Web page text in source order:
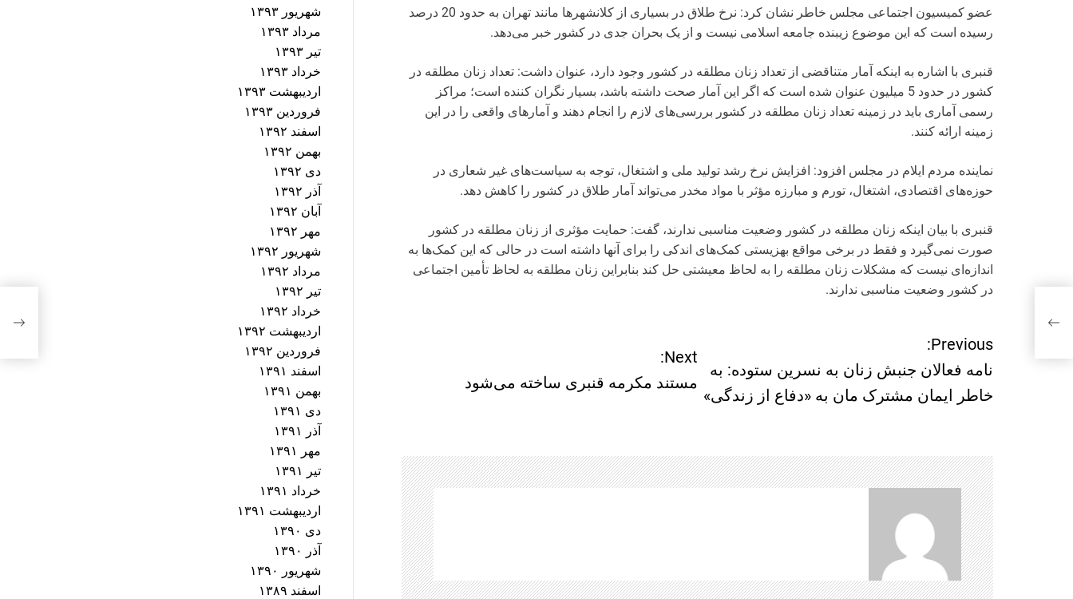
عضو کمیسیون اجتماعی مجلس خاطر نشان کرد: نرخ طلاق در بسیاری از کلانشهرها مانند تهران به حدود 20 درصد
رسیده است که این موضوع زیبنده جامعه اسلامی نیست و از یک بحران جدی در کشور خبر می‌دهد.
قنبری با اشاره به اینکه آمار متناقضی از تعداد زنان مطلقه در کشور وجود دارد، عنوان داشت: تعداد زنان مطلقه در
کشور در حدود 5 میلیون عنوان شده است که اگر این آمار صحت داشته باشد، بسیار نگران کننده است؛ مراکز
رسمی آماری باید در زمینه تعداد زنان مطلقه در کشور بررسی‌های لازم را انجام دهند و آمارهای واقعی را در این
زمینه ارائه کنند.
نماینده مردم ایلام در مجلس افزود: افزایش نرخ رشد تولید ملی و اشتغال، توجه به سیاست‌های غیر شعاری در
حوزه‌های اقتصادی، اشتغال، تورم و مبارزه مؤثر با مواد مخدر می‌تواند آمار طلاق در کشور را کاهش دهد.
قنبری با بیان اینکه زنان مطلقه در کشور وضعیت مناسبی ندارند، گفت: حمایت مؤثری از زنان مطلقه در کشور
صورت نمی‌گیرد و فقط در برخی مواقع بهزیستی کمک‌های اندکی را برای آنها داشته است در حالی که این کمک‌ها به
اندازه‌ای نیست که مشکلات زنان مطلقه را به لحاظ معیشتی حل کند بنابراین زنان مطلقه به لحاظ تأمین اجتماعی
در کشور وضعیت مناسبی ندارند.
ر
ا
ب
ر
ی
ن
Previous:
نامه فعالان جنبش زنان به نسرین ستوده: به
خاطر ایمان مشترک مان به «دفاع از زندگی»
Next:
مستند مکرمه قنبری ساخته می‌شود
شهریور ۱۳۹۳
مرداد ۱۳۹۳
تیر ۱۳۹۳
خرداد ۱۳۹۳
اردیبهشت ۱۳۹۳
فروردین ۱۳۹۳
اسفند ۱۳۹۲
بهمن ۱۳۹۲
دی ۱۳۹۲
آذر ۱۳۹۲
آبان ۱۳۹۲
مهر ۱۳۹۲
شهریور ۱۳۹۲
مرداد ۱۳۹۲
تیر ۱۳۹۲
خرداد ۱۳۹۲
اردیبهشت ۱۳۹۲
فروردین ۱۳۹۲
اسفند ۱۳۹۱
بهمن ۱۳۹۱
دی ۱۳۹۱
آذر ۱۳۹۱
مهر ۱۳۹۱
تیر ۱۳۹۱
خرداد ۱۳۹۱
اردیبهشت ۱۳۹۱
دی ۱۳۹۰
آذر ۱۳۹۰
شهریور ۱۳۹۰
اسفند ۱۳۸۹